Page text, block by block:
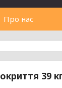
Про нас
39